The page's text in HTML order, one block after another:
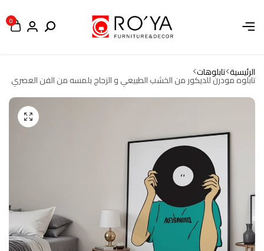
0
الرئيسية تابلوهات
تابلوه مودرن للديكور من الخشب الطبيعي و الزجاج بلمسه من الفن العصري